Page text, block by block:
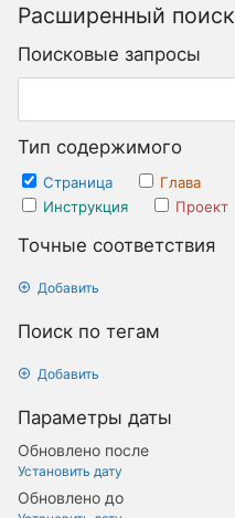
Расширенный поиск
Поисковые запросы
Тип содержимого
Страница
Глава
Инструкция
Проект
Точные соответствия
Добавить
Поиск по тегам
Добавить
Параметры даты
Обновлено после
Установить дату
Обновлено до